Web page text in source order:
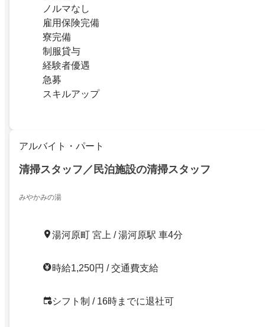
ノルマなし
雇用保険完備
寮完備
制服貸与
経験者優遇
急募
スキルアップ
アルバイト・パート
清掃スタッフ／民泊施設の清掃スタッフ
みやかみの湯
湯河原町 宮上 / 湯河原駅 車4分
時給1,250円 / 交通費支給
シフト制 / 16時までに退社可